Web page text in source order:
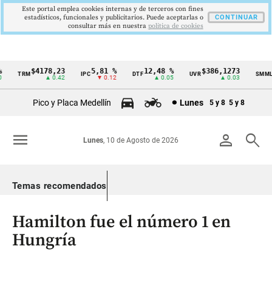
Cintillo
Colombia
TRM$4178,23
▲ 0.42
5,81 %
▼ 0.12
DTF12,48 %
▲ 0.05
UVR$386,1273
▲ 0.03
SMMLV
Pico y Placa Medellín Lunes 5 y 8 5 y 8
person search
Lunes, 10 de Agosto de 2026
menu
Temas recomendados
Hamilton fue el número 1 en
Hungría
Este portal emplea cookies internas y de terceros con fines
estadísticos, funcionales y publicitarios. Puede aceptarlas o
consultar más en nuestra politica de cookies
CONTINUAR